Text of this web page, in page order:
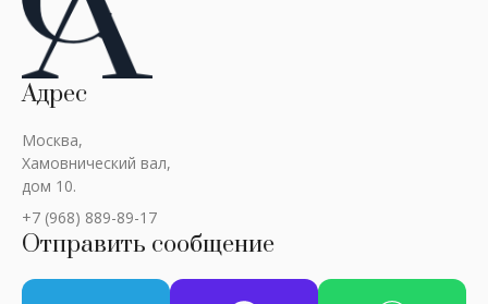
Адрес
Москва,
Хамовнический вал,
дом 10.
+7 (968) 889-89-17
Отправить сообщение